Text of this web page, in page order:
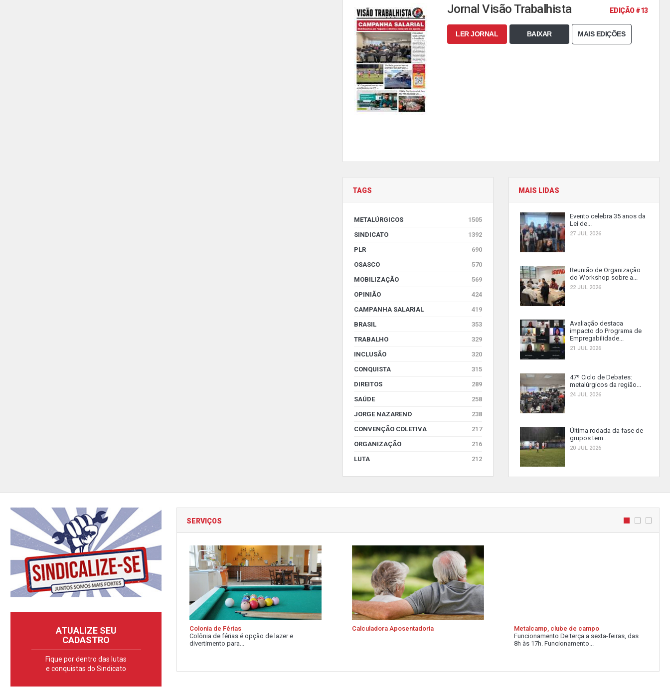
Jornal Visão Trabalhista EDIÇÃO #13
LER JORNAL BAIXAR MAIS EDIÇÕES
TAGS
METALÚRGICOS
1505
SINDICATO
1392
PLR
690
OSASCO
570
MOBILIZAÇÃO
569
OPINIÃO
424
CAMPANHA SALARIAL
419
BRASIL
353
TRABALHO
329
INCLUSÃO
320
CONQUISTA
315
DIREITOS
289
SAÚDE
258
JORGE NAZARENO
238
CONVENÇÃO COLETIVA
217
ORGANIZAÇÃO
216
LUTA
212
MAIS LIDAS
Evento celebra 35 anos da
Lei de...
27 JUL 2026
Reunião de Organização
do Workshop sobre a...
22 JUL 2026
Avaliação destaca
impacto do Programa de
Empregabilidade...
21 JUL 2026
47º Ciclo de Debates:
metalúrgicos da região...
24 JUL 2026
Última rodada da fase de
grupos tem...
20 JUL 2026
ATUALIZE SEU
CADASTRO
Fique por dentro das lutas
e conquistas do Sindicato
SERVIÇOS
Colonia de Férias
Colônia de férias é opção de lazer e
divertimento para...
Calculadora Aposentadoria
Metalcamp, clube de campo
Funcionamento De terça a sexta-feiras, das
8h às 17h. Funcionamento...